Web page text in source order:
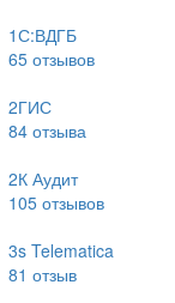
1С:ВДГБ
65отзывов
2ГИС
84отзыва
2К Аудит
105отзывов
3s Telematica
81 отзыв